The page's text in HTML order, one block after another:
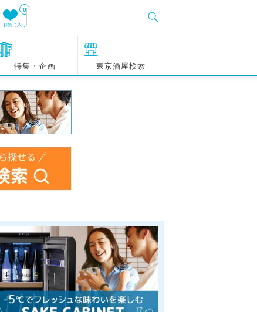
0
お気に入り
特集・企画 東京酒屋検索